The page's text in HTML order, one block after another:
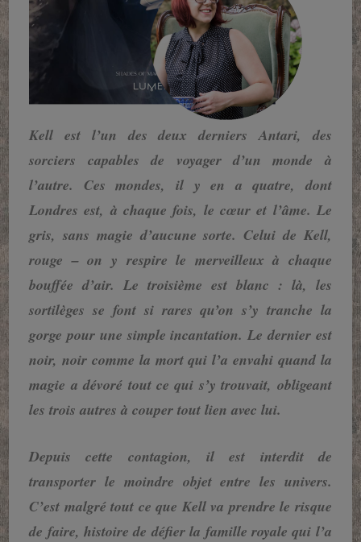
Kell est l’un des deux derniers Antari, des
sorciers capables de voyager d’un monde à
l’autre. Ces mondes, il y en a quatre, dont
Londres est, à chaque fois, le cœur et l’âme. Le
gris, sans magie d’aucune sorte. Celui de Kell,
rouge – on y respire le merveilleux à chaque
bouffée d’air. Le troisième est blanc : là, les
sortilèges se font si rares qu’on s’y tranche la
gorge pour une simple incantation. Le dernier est
noir, noir comme la mort qui l’a envahi quand la
magie a dévoré tout ce qui s’y trouvait, obligeant
les trois autres à couper tout lien avec lui.
Depuis cette contagion, il est interdit de
transporter le moindre objet entre les univers.
C’est malgré tout ce que Kell va prendre le risque
de faire, histoire de défier la famille royale qui l’a